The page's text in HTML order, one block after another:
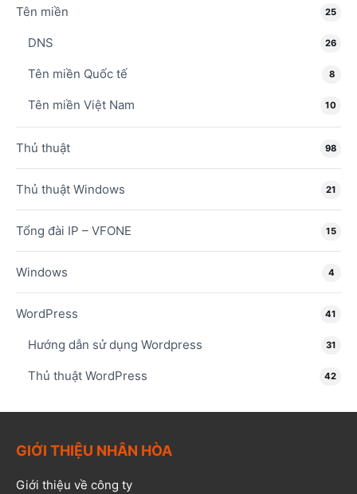
Tên miền 25
DNS 26
Tên miền Quốc tế 8
Tên miền Việt Nam 10
Thủ thuật 98
Thủ thuật Windows 21
Tổng đài IP – VFONE 15
Windows 4
WordPress 41
Hướng dẫn sử dụng Wordpress 31
Thủ thuật WordPress 42
GIỚI THIỆU NHÂN HÒA
Giới thiệu về công ty